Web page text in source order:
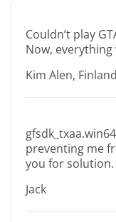
Couldn’t play
Now,
Kim Alen, Finland
preventing me
you for solution.
Jack